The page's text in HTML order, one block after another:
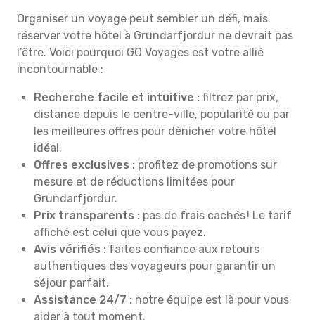
Organiser un voyage peut sembler un défi, mais
réserver votre hôtel à Grundarfjordur ne devrait pas
l’être. Voici pourquoi GO Voyages est votre allié
incontournable :
Recherche facile et intuitive : filtrez par prix,
distance depuis le centre-ville, popularité ou par
les meilleures offres pour dénicher votre hôtel
idéal.
Offres exclusives : profitez de promotions sur
mesure et de réductions limitées pour
Grundarfjordur.
Prix transparents : pas de frais cachés ! Le tarif
affiché est celui que vous payez.
Avis vérifiés : faites confiance aux retours
authentiques des voyageurs pour garantir un
séjour parfait.
Assistance 24/7 : notre équipe est là pour vous
aider à tout moment.